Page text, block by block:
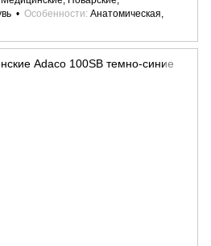
Особенности Анатомическая,